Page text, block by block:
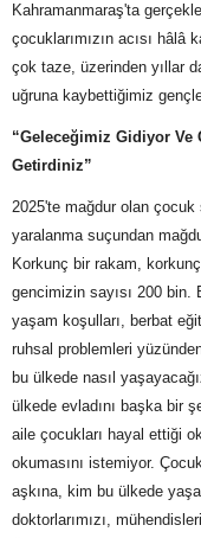
Kahramanmaraş'ta
çocuklarımızın acısı hâlâ
çok taze, üzerinden yıllar
uğruna kaybettiğimiz
“Geleceğimiz Gidiyor Ve
Getirdiniz”
2025'te mağdur olan çocuk
yaralanma suçundan
Korkunç bir rakam,
gencimizin sayısı 200
yaşam koşulları, berbat
ruhsal problemleri
bu ülkede nasıl
ülkede evladını başka bir
aile çocukları hayal ettiği
okumasını istemiyor.
aşkına, kim bu ülkede
doktorlarımızı,